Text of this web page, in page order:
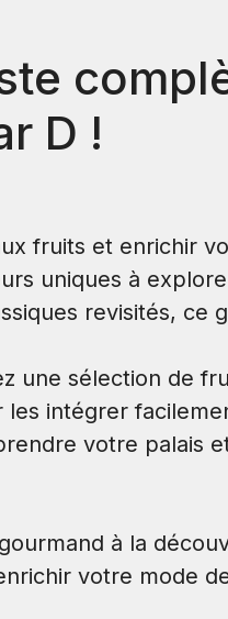
D !
fruits et enrichir
uniques à
revisités, ce
une sélection de
intégrer
votre palais
à la
votre mode